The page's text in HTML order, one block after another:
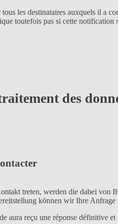
les destinataires auxquels il a
toutefois pas si cette
des
treten, werden die dabei von
können wir Ihre
aura reçu une réponse définitive